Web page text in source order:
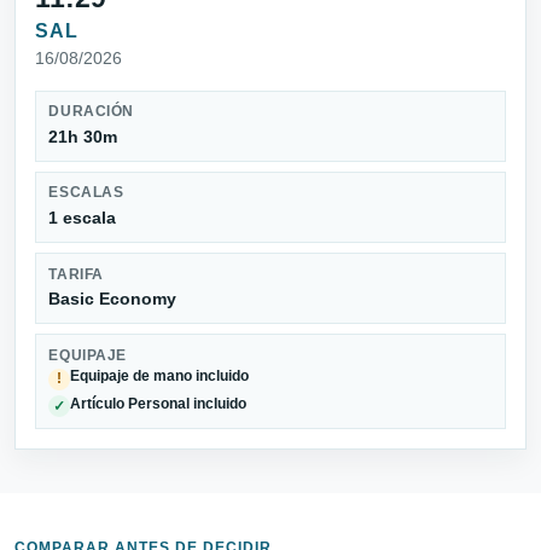
SAL
16/08/2026
DURACIÓN
21h 30m
ESCALAS
1 escala
TARIFA
Basic Economy
EQUIPAJE
!
Equipaje de mano incluido
✓ Artículo Personal incluido